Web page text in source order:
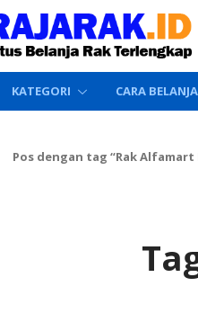
KATEGORI CARA BELANJA
Pos dengan tag “Rak Alfamart